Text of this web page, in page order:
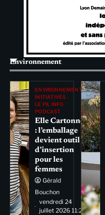
Environnement
ENVIRONNEMENT
INITIATIVES
LE FIL INFO
PODCAST
Elle Cartonne
: l’emballage
devient outil
d’insertion
pour les
femmes
Gérald
Bouchon
vendredi 24
juillet 2026 11:29